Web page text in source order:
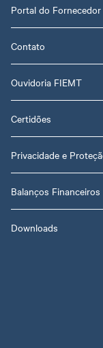
Portal do Fornecedor
Contato
Ouvidoria FIEMT
Certidões
Privacidade e
Balanços Financeiros
Downloads